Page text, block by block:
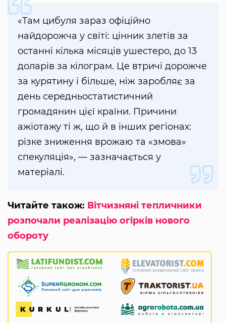
«Там цибуля зараз офіційно
найдорожча у світі: цінник злетів за
останні кілька місяців ушестеро, до 13
доларів за кілограм. Це втричі дорожче
за курятину і більше, ніж заробляє за
день середньостатистичний
громадянин цієї країни. Причини
ажіотажу ті ж, що й в інших регіонах:
різке зниження врожаю та «змова»
спекуляція», — зазначається у
матеріалі.
Читайте також: Вітчизняні тепличники
розпочали реалізацію огірків нового
обороту